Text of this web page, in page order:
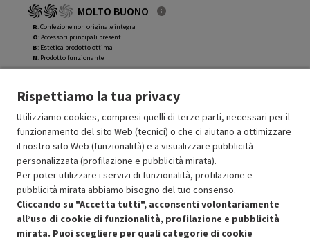
MOLTO BUONO
R: Confezione non originale integra
O: Accessori principali presenti
B: Estetica prodotto ottima
N: Prodotto funzionante
Ricondizionato Prezzo ridotto da
9899.10a-50%
In Promozione 4949.55
Aggiungi al carrello
SCONTO RICONDIZIONATI
Approfitta dello sconto del 50% sul prodotto ricondizionato.
Rispettiamo la tua privacy
Utilizziamo cookies, compresi quelli di terze parti, necessari per il
funzionamento del sito Web (tecnici) o che ci aiutano a ottimizzare
il nostro sito Web (funzionalità) e a visualizzare pubblicità
personalizzata (profilazione e pubblicità mirata).
Per poter utilizzare i servizi di funzionalità, profilazione e
pubblicità mirata abbiamo bisogno del tuo consenso.
Cliccando su "Accetta tutti", acconsenti volontariamente
all’uso di cookie di funzionalità, profilazione e pubblicità
mirata. Puoi scegliere per quali categorie di cookie